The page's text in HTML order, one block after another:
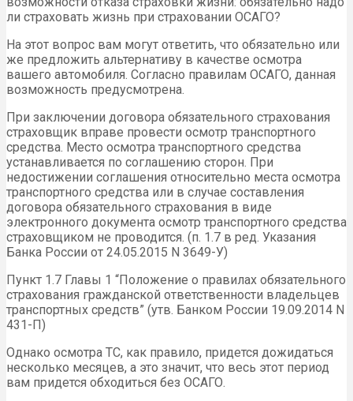
ли страховать жизнь при страховании ОСАГО?
На этот вопрос вам могут ответить, что обязательно или
же предложить альтернативу в качестве осмотра
вашего автомобиля. Согласно правилам ОСАГО, данная
возможность предусмотрена.
При заключении договора обязательного страхования
страховщик вправе провести осмотр транспортного
средства. Место осмотра транспортного средства
устанавливается по соглашению сторон. При
недостижении соглашения относительно места осмотра
транспортного средства или в случае составления
договора обязательного страхования в виде
электронного документа осмотр транспортного средства
страховщиком не проводится. (п. 1.7 в ред. Указания
Банка России от 24.05.2015 N 3649-У)
Пункт 1.7 Главы 1 “Положение о правилах обязательного
страхования гражданской ответственности владельцев
транспортных средств” (утв. Банком России 19.09.2014 N
431-П)
Однако осмотра ТС, как правило, придется дожидаться
несколько месяцев, а это значит, что весь этот период
вам придется обходиться без ОСАГО.